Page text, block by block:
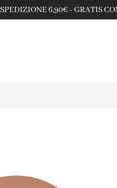
SPEDIZIONE 6,90€ - GRATIS